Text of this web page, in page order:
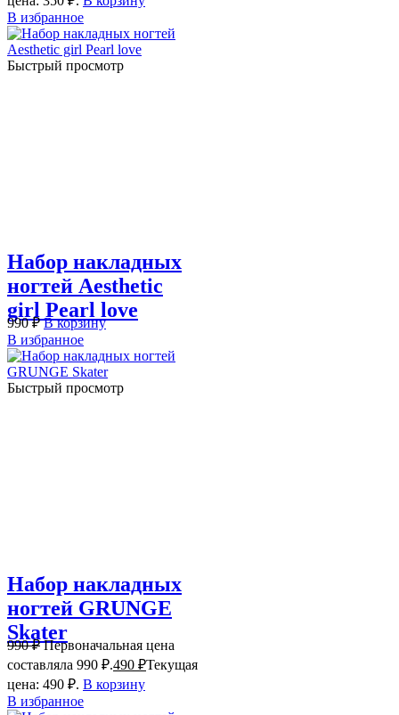
В избранное
Быстрый просмотр
Набор накладных
ногтей Aesthetic
girl Pearl love
990₽ В корзину
В избранное
Быстрый просмотр
Набор накладных
ногтей GRUNGE
Skater
990₽ Первоначальная цена
составляла 990 ₽.490 ₽Текущая
цена: 490 ₽. В корзину
В избранное